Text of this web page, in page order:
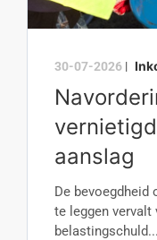
30-07-2026 |
aanslag
De bevoegdheid
te leggen vervalt